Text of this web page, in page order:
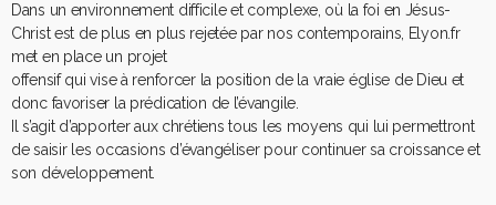
Dans un environnement difficile et complexe, où la foi en Jésus-
Christ est de plus en plus rejetée par nos contemporains, Elyon.fr
met en place un projet
offensif qui vise à renforcer la position de la vraie église de Dieu et
donc favoriser la prédication de l’évangile.
Il s’agit d’apporter aux chrétiens tous les moyens qui lui permettront
de saisir les occasions d’évangéliser pour continuer sa croissance et
son développement.